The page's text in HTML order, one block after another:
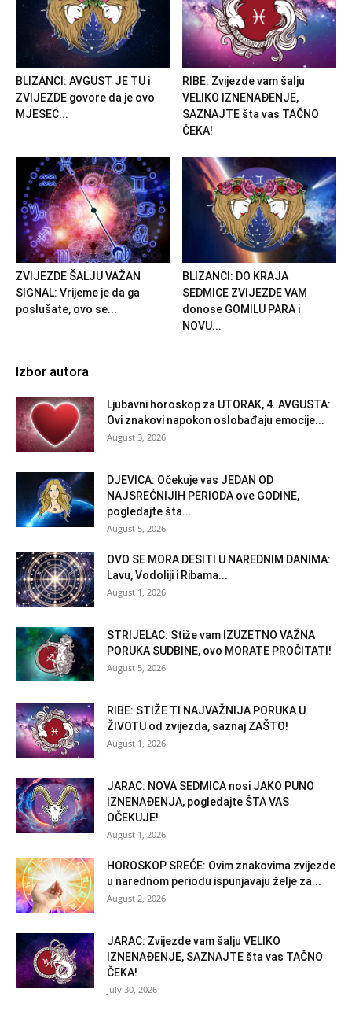
BLIZANCI: AVGUST JE TU i
ZVIJEZDE govore da je ovo
MJESEC...
RIBE: Zvijezde vam šalju
VELIKO IZNENAĐENJE,
SAZNAJTE šta vas TAČNO
ČEKA!
ZVIJEZDE ŠALJU VAŽAN
SIGNAL: Vrijeme je da ga
poslušate, ovo se...
BLIZANCI: DO KRAJA
SEDMICE ZVIJEZDE VAM
donose GOMILU PARA i
NOVU...
Izbor autora
Ljubavni horoskop za UTORAK, 4. AVGUSTA:
Ovi znakovi napokon oslobađaju emocije...
August 3, 2026
DJEVICA: Očekuje vas JEDAN OD
NAJSREĆNIJIH PERIODA ove GODINE,
pogledajte šta...
August 5, 2026
OVO SE MORA DESITI U NAREDNIM DANIMA:
Lavu, Vodoliji i Ribama...
August 1, 2026
STRIJELAC: Stiže vam IZUZETNO VAŽNA
PORUKA SUDBINE, ovo MORATE PROČITATI!
August 5, 2026
RIBE: STIŽE TI NAJVAŽNIJA PORUKA U
ŽIVOTU od zvijezda, saznaj ZAŠTO!
August 1, 2026
JARAC: NOVA SEDMICA nosi JAKO PUNO
IZNENAĐENJA, pogledajte ŠTA VAS
OČEKUJE!
August 1, 2026
HOROSKOP SREĆE: Ovim znakovima zvijezde
u narednom periodu ispunjavaju želje za...
August 2, 2026
JARAC: Zvijezde vam šalju VELIKO
IZNENAĐENJE, SAZNAJTE šta vas TAČNO
ČEKA!
July 30, 2026